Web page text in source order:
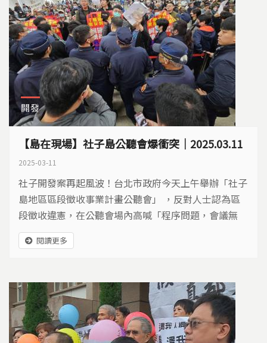
開發
【島在現場】社子島公聽會爆衝突｜2025.03.11
2025-03-11
社子開發案再起風波！台北市政府今天上午舉辦「社子
島地區區段徵收事業計畫公聽會」 ，反對人士認為區
段徵收違憲，在公聽會場內高喊「程序問題，會議無
效」，現場爆發激烈衝突 。
閱讀更多